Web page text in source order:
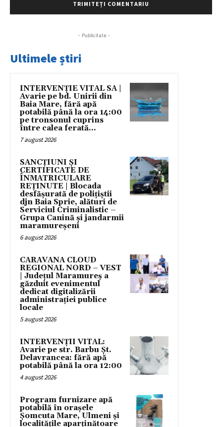
- Publicitate -
Ultimele știri
INTERVENȚIE VITAL SA |
Avarie pe bd. Unirii din
Baia Mare, fără apă
potabilă până la ora 14:00
pe tronsonul cuprins
între calea ferată...
7 august 2026
SANCȚIUNI ȘI
CERTIFICATE DE
ÎNMATRICULARE
REȚINUTE | Blocada
desfășurată de polițiștii
djn Baia Sprie, alături de
Serviciul Criminalistic –
Grupa Canină și jandarmii
maramureșeni
6 august 2026
CARAVANA CLOUD
REGIONAL NORD – VEST
| Județul Maramureș a
găzduit evenimentul
dedicat digitalizării
administrației publice
locale
5 august 2026
INTERVENȚII VITAL:
Avarie pe str. Barbu Șt.
Delavrancea: fără apă
potabilă până la ora 12:00
4 august 2026
Program furnizare apă
potabilă în orașele
Șomcuta Mare, Ulmeni și
localitățile aparținătoare